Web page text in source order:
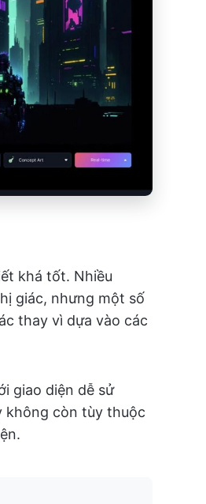
khá tốt. Nhiều
giác, nhưng một số
thay vì dựa vào các
giao diện dễ sử
không còn tùy thuộc